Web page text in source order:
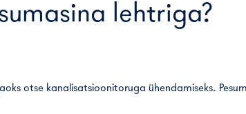
lehtriga?
otse kanalisatsioonitoruga ühendamiseks.